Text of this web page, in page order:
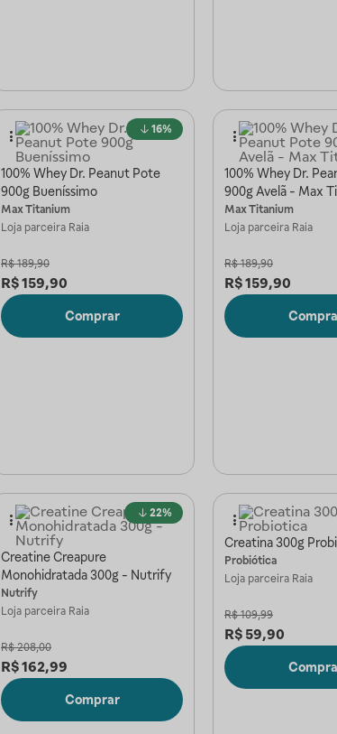
16%
100% Whey Dr. Peanut Pote
900g Bueníssimo
Max Titanium
Loja parceira Raia
R$ 189,90
R$159,90
Comprar
100% Whey Dr.
900g Avelã - Max
Max Titanium
Loja parceira Raia
R$ 189,90
R$159,90
22%
Creatine Creapure
Monohidratada 300g - Nutrify
Nutrify
Loja parceira Raia
R$ 208,00
R$162,99
Comprar
Creatina 300g
Probiótica
Loja parceira Raia
R$ 109,99
R$ 59,90